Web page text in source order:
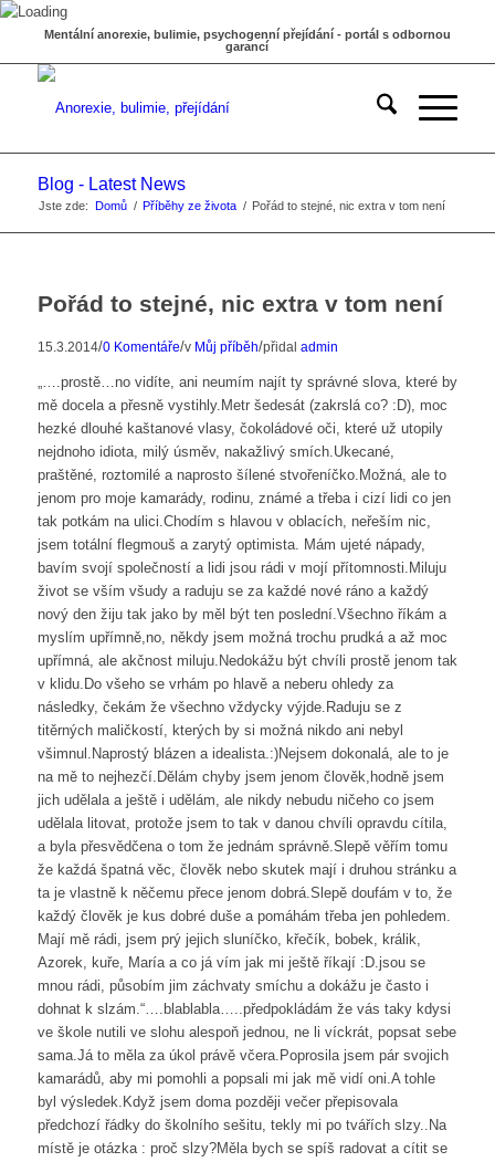
Mentální anorexie, bulimie, psychogenní přejídání - portál s odbornou
garancí
Blog - Latest News
Jste zde: Domů / Příběhy ze života / Pořád to stejné, nic extra v tom není
Pořád to stejné, nic extra v tom není
15.3.2014/0 Komentáře/v Můj příběh/přidal admin
„….prostě…no vidíte, ani neumím najít ty správné slova, které by
mě docela a přesně vystihly.Metr šedesát (zakrslá co? :D), moc
hezké dlouhé kaštanové vlasy, čokoládové oči, které už utopily
nejdnoho idiota, milý úsměv, nakažlivý smích.Ukecané,
praštěné, roztomilé a naprosto šílené stvořeníčko.Možná, ale to
jenom pro moje kamarády, rodinu, známé a třeba i cizí lidi co jen
tak potkám na ulici.Chodím s hlavou v oblacích, neřeším nic,
jsem totální flegmouš a zarytý optimista. Mám ujeté nápady,
bavím svojí společností a lidi jsou rádi v mojí přítomnosti.Miluju
život se vším všudy a raduju se za každé nové ráno a každý
nový den žiju tak jako by měl být ten poslední.Všechno říkám a
myslím upřímně,no, někdy jsem možná trochu prudká a až moc
upřímná, ale akčnost miluju.Nedokážu být chvíli prostě jenom tak
v klidu.Do všeho se vrhám po hlavě a neberu ohledy za
následky, čekám že všechno vždycky výjde.Raduju se z
titěrných maličkostí, kterých by si možná nikdo ani nebyl
všimnul.Naprostý blázen a idealista.:)Nejsem dokonalá, ale to je
na mě to nejhezčí.Dělám chyby jsem jenom člověk,hodně jsem
jich udělala a ještě i udělám, ale nikdy nebudu ničeho co jsem
udělala litovat, protože jsem to tak v danou chvíli opravdu cítila,
a byla přesvědčena o tom že jednám správně.Slepě věřím tomu
že každá špatná věc, člověk nebo skutek mají i druhou stránku a
ta je vlastně k něčemu přece jenom dobrá.Slepě doufám v to, že
každý člověk je kus dobré duše a pomáhám třeba jen pohledem.
Mají mě rádi, jsem prý jejich sluníčko, křečík, bobek, králik,
Azorek, kuře, María a co já vím jak mi ještě říkají :D.jsou se
mnou rádi, působím jim záchvaty smíchu a dokážu je často i
dohnat k slzám.“….blablabla…..předpokládám že vás taky kdysi
ve škole nutili ve slohu alespoň jednou, ne li víckrát, popsat sebe
sama.Já to měla za úkol právě včera.Poprosila jsem pár svojich
kamarádů, aby mi pomohli a popsali mi jak mě vidí oni.A tohle
byl výsledek.Když jsem doma později večer přepisovala
předchozí řádky do školního sešitu, tekly mi po tvářích slzy..Na
místě je otázka : proč slzy?Měla bych se spíš radovat a cítit se